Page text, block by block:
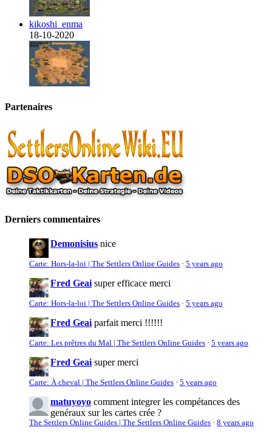
kikoshi_enma
18-10-2020
Partenaires
Derniers commentaires
Demonisius nice
Carte: Hors-la-loi | The Settlers Online Guides · 5 years ago
Fred Geai super efficace merci
Carte: Hors-la-loi | The Settlers Online Guides · 5 years ago
Fred Geai parfait merci !!!!!!
Carte: Les prêtres du Mal | The Settlers Online Guides · 5 years ago
Fred Geai super merci
Carte: À cheval | The Settlers Online Guides · 5 years ago
matuyoyo comment integrer les compétances des
genéraux sur les cartes crée ?
The Settlers Online Guides | The Settlers Online Guides · 8 years ago